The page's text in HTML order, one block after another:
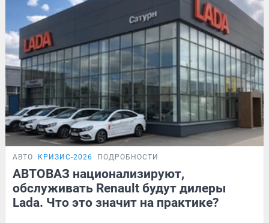
АВТО КРИЗИС-2026 ПОДРОБНОСТИ
АВТОВАЗ национализируют,
обслуживать Renault будут дилеры
Lada. Что это значит на практике?